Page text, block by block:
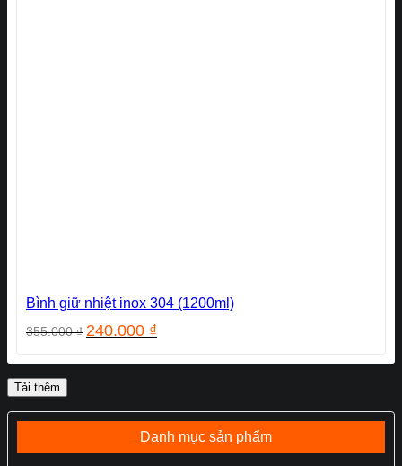
Bình giữ nhiệt inox 304 (1200ml)
355.000₫ Giá
là:
240.000 ₫
tại
Tải thêm
Danh mục sản phẩm